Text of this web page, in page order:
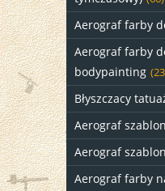
Aerograf farby
Aerograf farby
bodypainting
Błyszczacy
Aerograf
Aerograf
Aerograf farby